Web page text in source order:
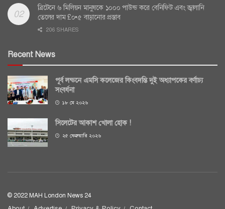
ব্রিটেনে ৬ মিলিয়ন মানুষকে ১০০০ পাউন্ড করে বেনিফিট এবং জ্বালানি
তেলের দাম £০•৫ বাড়ানোর প্রস্তাব
206 SHARES
Recent News
পূর্ব লন্ডনে এমসি কলেজের কিংবদন্তি দুই অধ্যাপকের বর্ণাঢ্য
সংবর্ধনা
১৮ মে ২০২৬
সিলেটের আকাশ খোলা হোক !
২৫ ফেব্রুয়ারি ২০২৬
© 2022 MAH London News 24